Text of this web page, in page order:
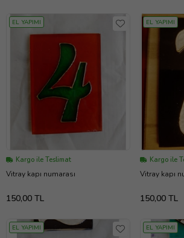
EL YAPIMI
Kargo ile Teslimat
Vitray kapı numarası
150,00 TL
EL YAPIMI
Kargo ile
Vitray kapı
150,00 TL
EL YAPIMI EL YAPIMI